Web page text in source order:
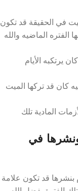
في الحقيقة قد تكون
الفتره الماضيه والله
يرتكبه الأيام
كان قد تركها الميت
المادية تلك
في
قد تكون علامة